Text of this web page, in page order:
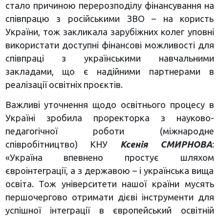
стало причиною перерозподілу фінансування на
співпрацю з російськими ЗВО – на користь
України, тож закликала зарубіжних колег уповні
використати доступні фінансові можливості для
співпраці з українськими навчальними
закладами, що є надійними партнерами в
реалізації освітніх проєктів.
Важливі уточнення щодо освітнього процесу в
Україні зробила проректорка з науково-
педагогічної роботи (міжнародне
співробітництво) КНУ Ксенія СМИРНОВА:
«Україна впевнено простує шляхом
євроінтеграції, а з державою – і українська вища
освіта. Тож університети нашої країни мусять
першочергово отримати дієві інструменти для
успішної інтеграції в європейський освітній